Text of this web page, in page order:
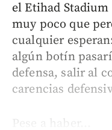
el Etihad
muy poco que
cualquier
algún botín
defensa, salir al
carencias
Pese a haber...